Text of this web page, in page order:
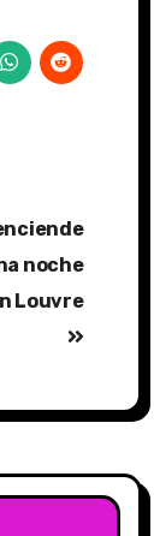
noche
Louvre